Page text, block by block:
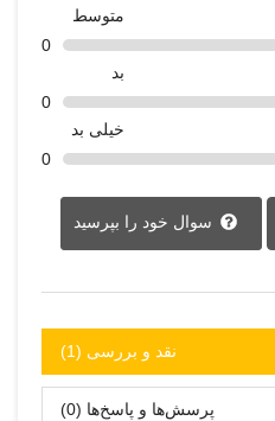
متوسط
0
بد
0
خیلی بد
0
سوال خود را بپرسید
نقد و بررسی‌‌ (1)
پرسش‌ها و پاسخ‌ها (0)